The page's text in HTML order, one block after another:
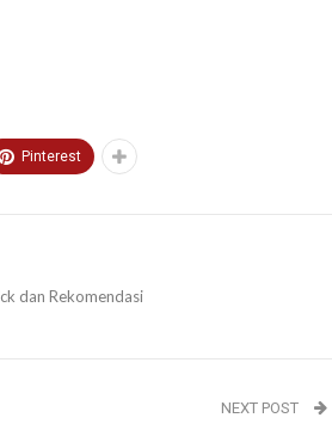
Pinterest
dan Rekomendasi
NEXT POST